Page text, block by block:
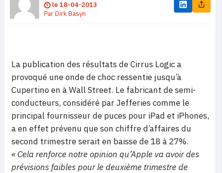
le18-04-2013
ParDirk Basyn
La publication des résultats de Cirrus Logic a
provoqué une onde de choc ressentie jusqu’à
Cupertino en à Wall Street. Le fabricant de semi-
conducteurs, considéré par Jefferies comme le
principal fournisseur de puces pour iPad et iPhones,
a en effet prévenu que son chiffre d’affaires du
second trimestre serait en baisse de 18 à 27%.
« Cela renforce notre opinion qu’Apple va avoir des
prévisions faibles pour le deuxième trimestre de